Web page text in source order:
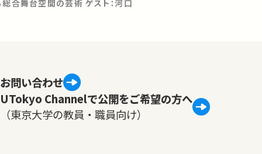
合舞台空間の芸術 ゲスト：河口
お問い合わせ
UTokyo Channelで公開をご希望の方へ
（東京大学の教員・職員向け）